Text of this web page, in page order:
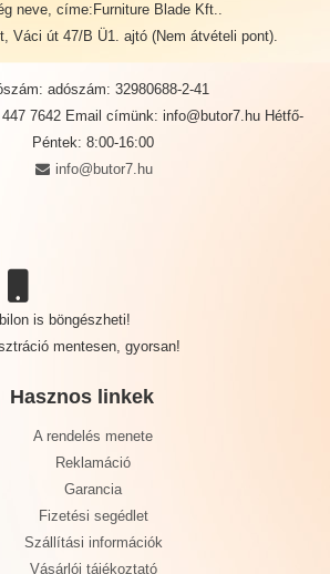
neve, címe:Furniture Blade Kft..
Váci út 47/B Ü1. ajtó (Nem átvételi pont).
adószám: 32980688-2-41
7642 Email címünk: info@butor7.hu Hétfő-
Péntek: 8:00-16:00
info@butor7.hu
is böngészheti!
mentesen, gyorsan!
Hasznos linkek
A rendelés menete
Reklamáció
Garancia
Fizetési segédlet
Szállítási információk
Vásárlói tájékoztató